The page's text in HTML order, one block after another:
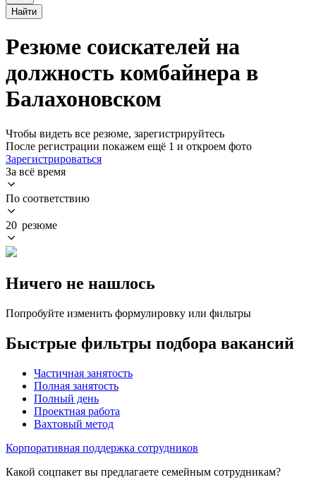
Найти
Резюме соискателей на
должность комбайнера в
Балахоновском
Чтобы видеть все резюме, зарегистрируйтесь
После регистрации покажем ещё 1 и откроем фото
Зарегистрироваться
За всё время
По соответствию
20 резюме
Ничего не нашлось
Попробуйте изменить формулировку или фильтры
Быстрые фильтры подбора вакансий
Частичная занятость
Полная занятость
Полный день
Проектная работа
Вахтовый метод
Корпоративная поддержка сотрудников
Какой соцпакет вы предлагаете семейным сотрудникам?